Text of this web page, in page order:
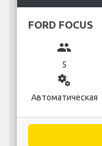
FORD FOCUS
group
5
miscellaneous_services
Автоматическая